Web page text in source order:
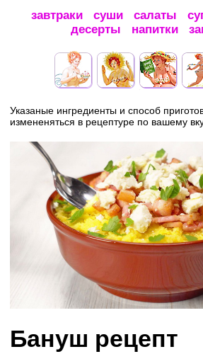
завтраки суши салаты
десерты
напитки
Указаные ингредиенты и способ
измененяться в рецептуре по вашему
Бануш рецепт